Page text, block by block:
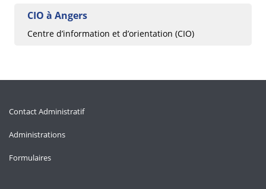
CIO à Angers
Centre d’information et d’orientation (CIO)
Contact Administratif
Administrations
Formulaires